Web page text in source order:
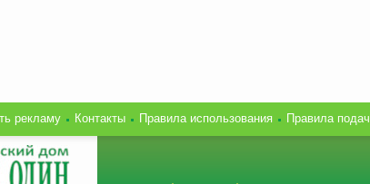
рекламу Контакты Правила использования Правила